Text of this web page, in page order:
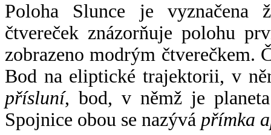
Poloha Slunce je vyznačena
čtvereček znázorňuje polohu
zobrazeno modrým čtverečkem.
Bod na eliptické trajektorii, v
přísluní, bod, v němž je
Spojnice obou se nazývá přímka